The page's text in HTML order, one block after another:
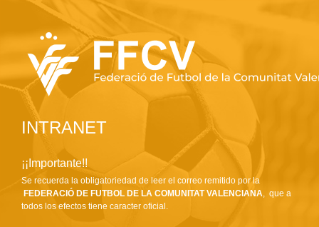
INTRANET
¡¡Importante!!
Se recuerda la obligatoriedad de leer el correo remitido por la
FEDERACIÓ DE FUTBOL DE LA COMUNITAT VALENCIANA, que a
todos los efectos tiene caracter oficial.